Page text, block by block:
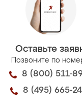
Оставьте
Позвоните по
8 (800) 511-
8 (495) 665-